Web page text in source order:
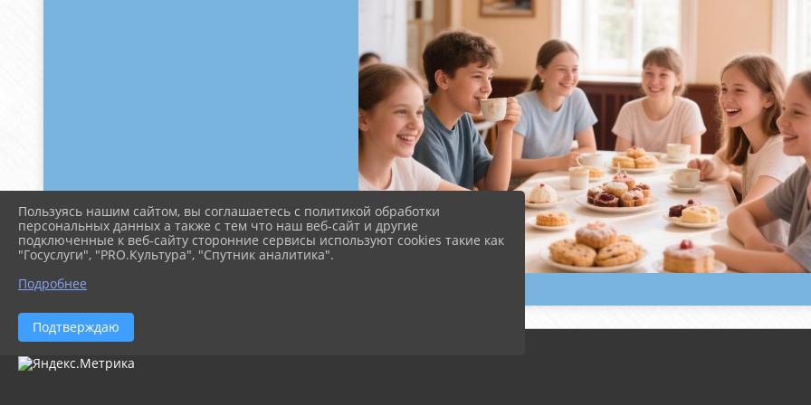
Пользуясь нашим сайтом, вы соглашаетесь с политикой обработки
персональных данных а также с тем что наш веб-сайт и другие
подключенные к веб-сайту сторонние сервисы используют cookies такие как
"Госуслуги", "PRO.Культура", "Спутник аналитика".
Подробнее
Подтверждаю